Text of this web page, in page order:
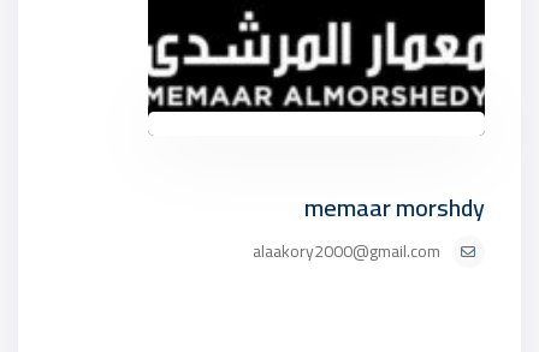
memaar morshdy
alaakory2000@gmail.com